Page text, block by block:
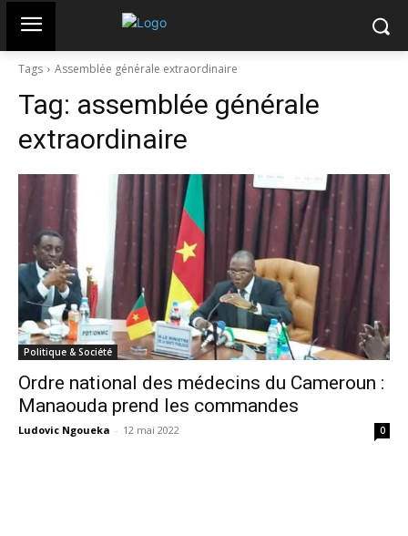
Tags Assemblée générale extraordinaire
Tag: assemblée générale
extraordinaire
Politique & Société
Ordre national des médecins du Cameroun :
Manaouda prend les commandes
Ludovic Ngoueka - 12 mai 2022 0